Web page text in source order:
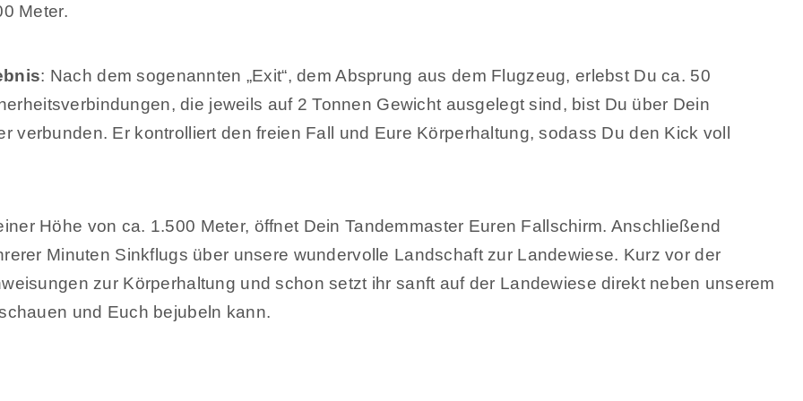
Meter.
: Nach dem sogenannten „Exit“, dem Absprung aus dem Flugzeug, erlebst Du ca. 50
die jeweils auf 2 Tonnen Gewicht ausgelegt sind, bist Du über Dein
verbunden. Er kontrolliert den freien Fall und Eure Körperhaltung, sodass Du den Kick voll
Höhe von ca. 1.500 Meter, öffnet Dein Tandemmaster Euren Fallschirm. Anschließend
Minuten Sinkflugs über unsere wundervolle Landschaft zur Landewiese. Kurz vor der
zur Körperhaltung und schon setzt ihr sanft auf der Landewiese direkt neben unserem
und Euch bejubeln kann.